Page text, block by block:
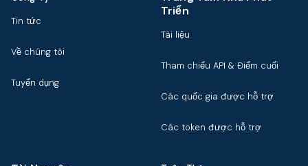
Tin tức
Về chúng tôi
Tuyển dụng
Triển
Tài liệu
Tham chiếu API & Điểm cuối
Các quốc gia được hỗ trợ
Các token được hỗ trợ